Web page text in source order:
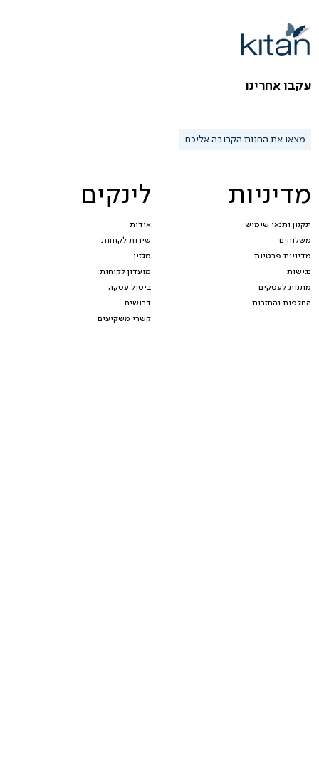
מדיניות
תקנון ותנאי שימוש
משלוחים
מדיניות פרטיות
נגישות
מתנות לעסקים
החלפות והחזרות
לינקים
אודות
שירות לקוחות
מגזין
מועדון לקוחות
ביטול עסקה
דרושים
קשרי משקיעים
עקבו אחרינו
מצאו את החנות הקרובה אליכם